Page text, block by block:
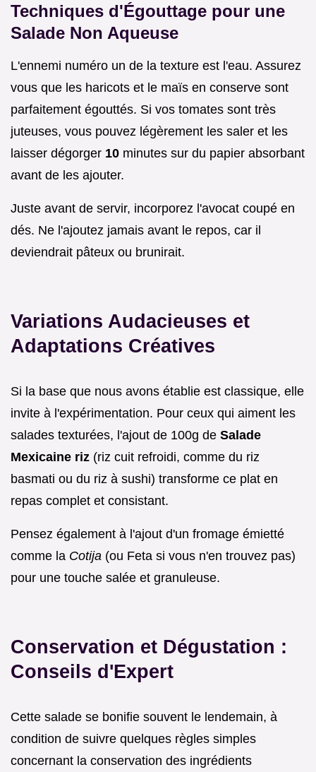
Techniques d'Égouttage pour une
Salade Non Aqueuse
L'ennemi numéro un de la texture est l'eau. Assurez
vous que les haricots et le maïs en conserve sont
parfaitement égouttés. Si vos tomates sont très
juteuses, vous pouvez légèrement les saler et les
laisser dégorger 10 minutes sur du papier absorbant
avant de les ajouter.
Juste avant de servir, incorporez l'avocat coupé en
dés. Ne l'ajoutez jamais avant le repos, car il
deviendrait pâteux ou brunirait.
Variations Audacieuses et
Adaptations Créatives
Si la base que nous avons établie est classique, elle
invite à l'expérimentation. Pour ceux qui aiment les
salades texturées, l'ajout de 100g de Salade
Mexicaine riz (riz cuit refroidi, comme du riz
basmati ou du riz à sushi) transforme ce plat en
repas complet et consistant.
Pensez également à l'ajout d'un fromage émietté
comme la Cotija (ou Feta si vous n'en trouvez pas)
pour une touche salée et granuleuse.
Conservation et Dégustation :
Conseils d'Expert
Cette salade se bonifie souvent le lendemain, à
condition de suivre quelques règles simples
concernant la conservation des ingrédients